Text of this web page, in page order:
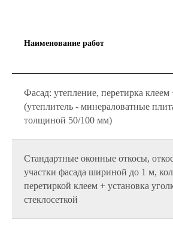
Наименование работ
Фасад: утепление, перетирка клеем
(утеплитель - минераловатные
толщиной 50/100 мм)
Стандартные оконные откосы,
участки фасада шириной до 1 м,
перетиркой клеем + установка
стеклосеткой